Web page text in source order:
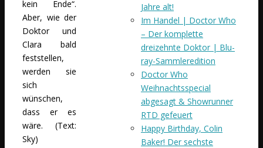
kein Ende“.
Aber, wie der
Doktor und
Clara bald
feststellen,
werden sie
sich
wünschen,
dass er es
wäre. (Text:
Sky)
Jahre alt!
Im Handel | Doctor Who
– Der komplette
dreizehnte Doktor | Blu-
ray-Sammleredition
Doctor Who
Weihnachtsspecial
abgesagt & Showrunner
RTD gefeuert
Happy Birthday, Colin
Baker! Der sechste